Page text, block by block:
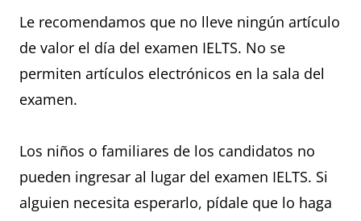
Le recomendamos que no lleve ningún artículo
de valor el día del examen IELTS. No se
permiten artículos electrónicos en la sala del
examen.
Los niños o familiares de los candidatos no
pueden ingresar al lugar del examen IELTS. Si
alguien necesita esperarlo, pídale que lo haga